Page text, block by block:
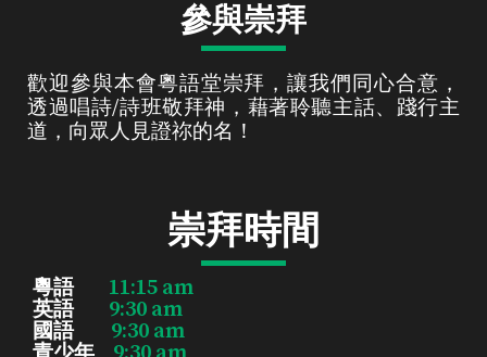
參與崇拜
歡迎參與本會粵語堂崇拜，讓我們同心合意，
透過唱詩/詩班敬拜神，藉著聆聽主話、踐行主
道，向眾人見證祢的名！
崇拜時間
粵語 11:15 am
英語 9:30 am
國語 9:30 am